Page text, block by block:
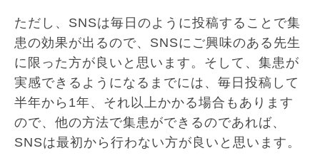
ただし、SNSは毎日のように投稿することで集
患の効果が出るので、SNSにご興味のある先生
に限った方が良いと思います。そして、集患が
実感できるようになるまでには、毎日投稿して
半年から1年、それ以上かかる場合もあります
ので、他の方法で集患ができるのであれば、
SNSは最初から行わない方が良いと思います。